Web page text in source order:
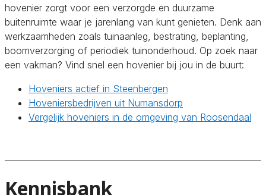
hovenier zorgt voor een verzorgde en duurzame
buitenruimte waar je jarenlang van kunt genieten. Denk aan
werkzaamheden zoals tuinaanleg, bestrating, beplanting,
boomverzorging of periodiek tuinonderhoud. Op zoek naar
een vakman? Vind snel een hovenier bij jou in de buurt:
Hoveniers actief in Steenbergen
Hoveniersbedrijven uit Numansdorp
Vergelijk hoveniers in de omgeving van Roosendaal
Kennisbank